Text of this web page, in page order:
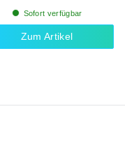
Sofort verfügbar
Zum Artikel